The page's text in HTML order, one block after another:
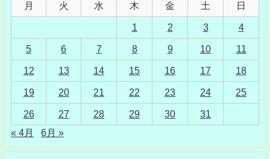
月 火 水 木 金 土 日
1 2 3 4
5 6 7 8 9 10 11
12 13 14 15 16 17 18
19 20 21 22 23 24 25
26 27 28 29 30
31
« 4月
6月 »